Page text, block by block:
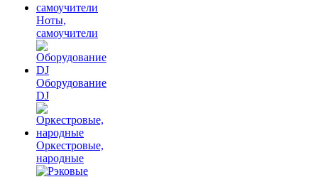
Ноты,
самоучители
Оборудование
DJ
Оркестровые,
народные